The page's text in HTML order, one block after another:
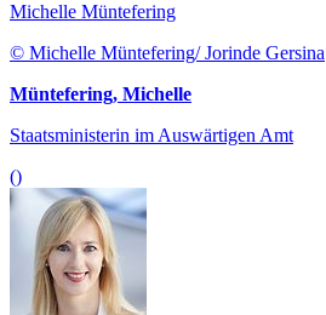
Michelle Müntefering
© Michelle Müntefering/ Jorinde Gersina
Müntefering, Michelle
Staatsministerin im Auswärtigen Amt
()